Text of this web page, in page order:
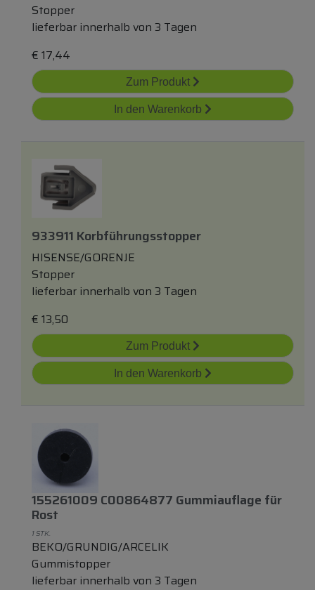
Stopper
lieferbar innerhalb von 3 Tagen
€ 17,44
Zum Produkt
In den Warenkorb
933911 Korbführungsstopper
HISENSE/GORENJE
Stopper
lieferbar innerhalb von 3 Tagen
€ 13,50
Zum Produkt
In den Warenkorb
155261009 C00864877 Gummiauflage für
Rost
1 STK.
BEKO/GRUNDIG/ARCELIK
Gummistopper
lieferbar innerhalb von 3 Tagen